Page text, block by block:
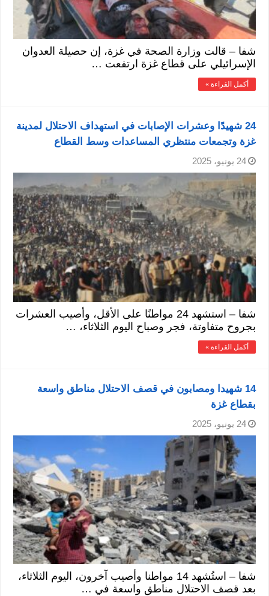
شفا – قالت وزارة الصحة في غزة، إن حصيلة العدوان
الإسرائيلي على قطاع غزة ارتفعت …
أكمل القراءة »
24 شهيدًا وعشرات الإصابات في استهداف الاحتلال لمدينة
غزة وتجمعات منتظري المساعدات وسط القطاع
24 يونيو، 2025
شفا – استشهد 24 مواطنًا على الأقل، وأصيب العشرات
بجروح متفاوتة، فجر وصباح اليوم الثلاثاء، …
أكمل القراءة »
14 شهيدا ومصابون في قصف الاحتلال مناطق واسعة
بقطاع غزة
24 يونيو، 2025
شفا – استُشهد 14 مواطنا وأصيب آخرون، اليوم الثلاثاء،
بعد قصف الاحتلال مناطق واسعة في …